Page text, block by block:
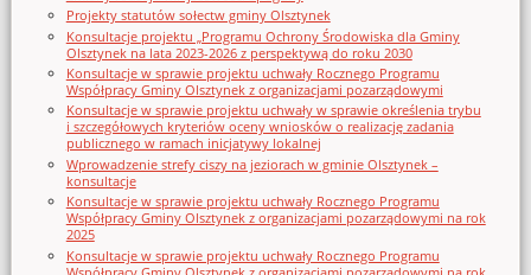
Projekty statutów sołectw gminy Olsztynek
Konsultacje projektu „Programu Ochrony Środowiska dla Gminy
Olsztynek na lata 2023-2026 z perspektywą do roku 2030
Konsultacje w sprawie projektu uchwały Rocznego Programu
Współpracy Gminy Olsztynek z organizacjami pozarządowymi
Konsultacje w sprawie projektu uchwały w sprawie określenia trybu
i szczegółowych kryteriów oceny wniosków o realizację zadania
publicznego w ramach inicjatywy lokalnej
Wprowadzenie strefy ciszy na jeziorach w gminie Olsztynek –
konsultacje
Konsultacje w sprawie projektu uchwały Rocznego Programu
Współpracy Gminy Olsztynek z organizacjami pozarządowymi na rok
2025
Konsultacje w sprawie projektu uchwały Rocznego Programu